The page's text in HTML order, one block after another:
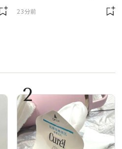
を初公開！ 本当に使え
23分前
2